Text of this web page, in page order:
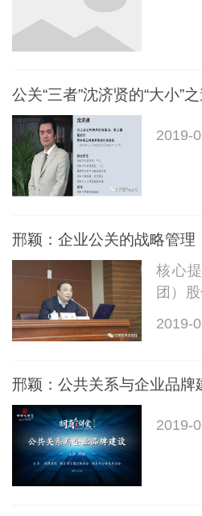
公关“三者”沈济贤的“大小”
2019-
邢颖：企业公关的战略管理
核心
团）
2019-
邢颖：公共关系与企业品牌
2019-